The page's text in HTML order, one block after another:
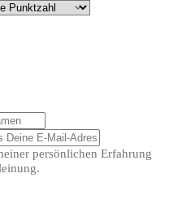
persönlichen Erfahrung